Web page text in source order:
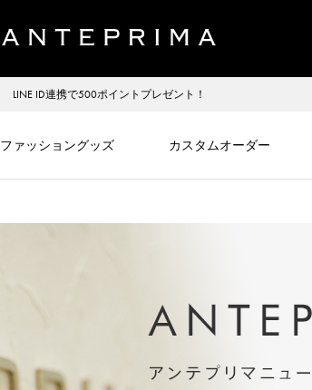
LINE ID連携で500ポイントプレゼント！
ファッショングッズ カスタムオーダー